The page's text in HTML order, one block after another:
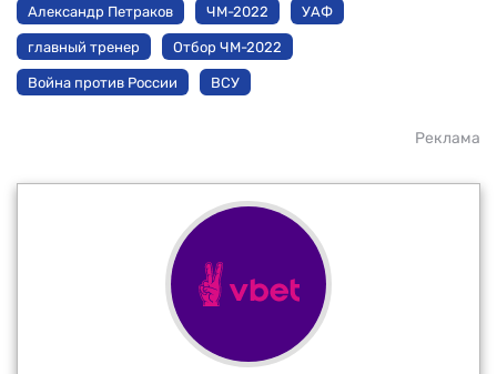
Александр Петраков ЧМ-2022 УАФ
главный тренер Отбор ЧМ-2022
Война против России ВСУ
Реклама